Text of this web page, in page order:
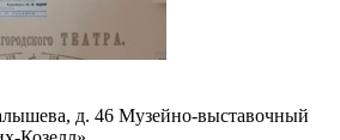
д. 46 Музейно-выставочный